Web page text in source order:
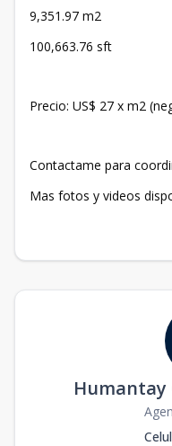
9,351.97 m2
100,663.76 sft
Precio: US$ 27 x m2
Contactame para
Mas fotos y videos
Humantay